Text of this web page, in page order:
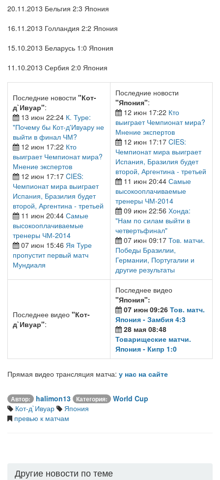
20.11.2013 Бельгия 2:3 Япония
16.11.2013 Голландия 2:2 Япония
15.10.2013 Беларусь 1:0 Япония
11.10.2013 Сербия 2:0 Япония
Последние новости "Кот-
д`Ивуар":
13 июн 22:24 К. Туре:
"Почему бы Кот-д'Ивуару не
выйти в финал ЧМ?
12 июн 17:22 Кто
выиграет Чемпионат мира?
Мнение экспертов
12 июн 17:17 CIES:
Чемпионат мира выиграет
Испания, Бразилия будет
второй, Аргентина - третьей
11 июн 20:44 Самые
высокооплачиваемые
тренеры ЧМ-2014
07 июн 15:46 Яя Туре
пропустит первый матч
Мундиаля
Последние новости
"Япония":
12 июн 17:22 Кто
выиграет Чемпионат мира?
Мнение экспертов
12 июн 17:17 CIES:
Чемпионат мира выиграет
Испания, Бразилия будет
второй, Аргентина - третьей
11 июн 20:44 Самые
высокооплачиваемые
тренеры ЧМ-2014
09 июн 22:56 Хонда:
"Нам по силам выйти в
четвертьфинал"
07 июн 09:17 Тов. матчи.
Победы Бразилии,
Германии, Португалии и
другие результаты
Последнее видео "Кот-
д`Ивуар":
Последнее видео
"Япония":
07 июн 09:26 Тов. матч.
Япония - Замбия 4:3
28 мая 08:48
Товарищеские матчи.
Япония - Кипр 1:0
Прямая видео трансляция матча: у нас на сайте
Автор: halimon13 Категория:
World Cup
Кот-д`Ивуар
Япония
превью к матчам
Другие новости по теме